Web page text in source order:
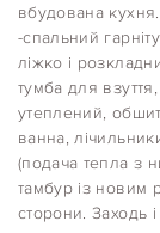
вбудована
-спальний
ліжко і
тумба для
утеплений,
ванна,
(подача тепла з
тамбур із новим
сторони. Заходь